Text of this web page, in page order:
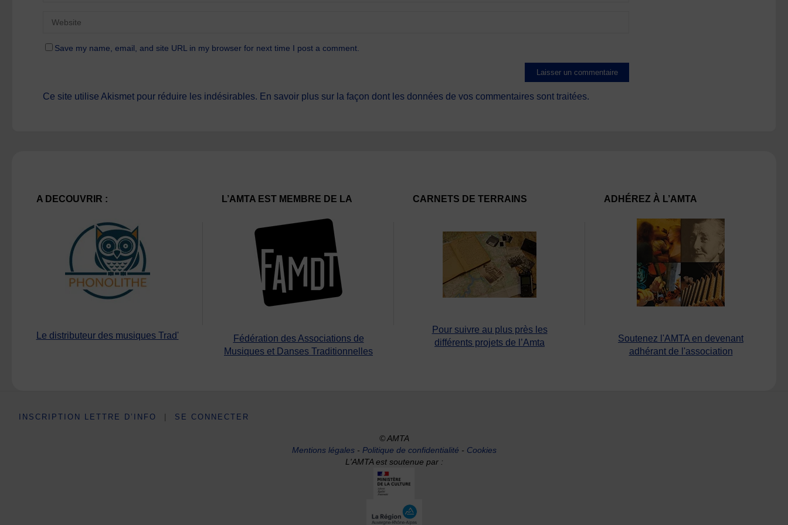
Save my name, email, and site URL in my browser for next time I post a comment.
Ce site utilise Akismet pour réduire les indésirables. En savoir plus sur la façon dont les données de vos commentaires sont traitées.
A DECOUVRIR :
Le distributeur des musiques Trad'
L’AMTA EST MEMBRE DE LA
Fédération des Associations de
Musiques et Danses Traditionnelles
CARNETS DE TERRAINS
Pour suivre au plus près les
différents projets de l’Amta
ADHÉREZ À L’AMTA
Soutenez l'AMTA en devenant
adhérant de l'association
INSCRIPTION LETTRE D’INFO SE CONNECTER
© AMTA
Mentions légales- Politique de confidentialité - Cookies
L'AMTA est soutenue par :